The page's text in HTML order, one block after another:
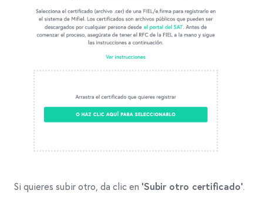
Si quieres subir otro, da clic en ‘Subir otro certificado’.